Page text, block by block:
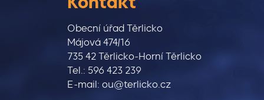
Obecní úřad Těrlicko
Májová 474/16
735 42 Těrlicko-Horní Těrlicko
Tel.: 596 423 239
E-mail: ou@terlicko.cz